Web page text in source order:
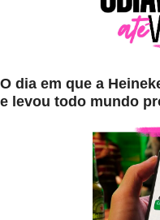
O dia em que a
e levou todo mundo